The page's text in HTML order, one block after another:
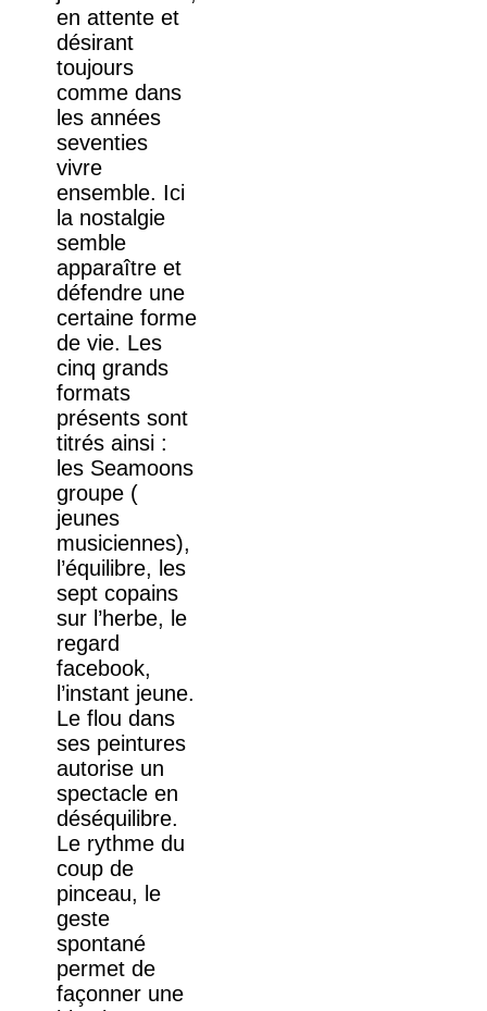
en attente et
désirant
toujours
comme dans
les années
seventies
vivre
ensemble. Ici
la nostalgie
semble
apparaître et
défendre une
certaine forme
de vie. Les
cinq grands
formats
présents sont
titrés ainsi :
les Seamoons
groupe (
jeunes
musiciennes),
l’équilibre, les
sept copains
sur l’herbe, le
regard
facebook,
l’instant jeune.
Le flou dans
ses peintures
autorise un
spectacle en
déséquilibre.
Le rythme du
coup de
pinceau, le
geste
spontané
permet de
façonner une